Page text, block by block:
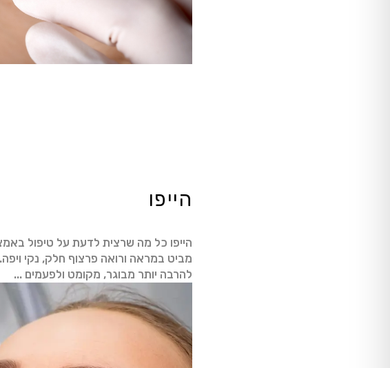
הייפו
הייפו כל מה שרצית לדעת על טיפול
מביט במראה ורואה פרצוף חלק, נקי
להרבה יותר מבוגר, מקומט ולפעמים